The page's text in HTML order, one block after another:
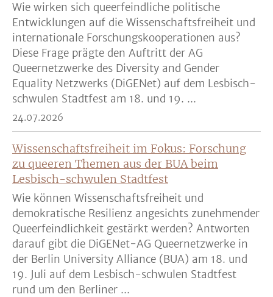
Wie wirken sich queerfeindliche politische
Entwicklungen auf die Wissenschaftsfreiheit und
internationale Forschungskooperationen aus?
Diese Frage prägte den Auftritt der AG
Queernetzwerke des Diversity and Gender
Equality Netzwerks (DiGENet) auf dem Lesbisch-
schwulen Stadtfest am 18. und 19. ...
24.07.2026
Wissenschaftsfreiheit im Fokus: Forschung
zu queeren Themen aus der BUA beim
Lesbisch-schwulen Stadtfest
Wie können Wissenschaftsfreiheit und
demokratische Resilienz angesichts zunehmender
Queerfeindlichkeit gestärkt werden? Antworten
darauf gibt die DiGENet-AG Queernetzwerke in
der Berlin University Alliance (BUA) am 18. und
19. Juli auf dem Lesbisch-schwulen Stadtfest
rund um den Berliner ...